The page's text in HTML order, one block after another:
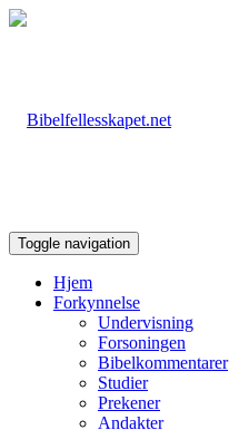
Toggle navigation
Hjem
Forkynnelse
Undervisning
Forsoningen
Bibelkommentarer
Studier
Prekener
Andakter